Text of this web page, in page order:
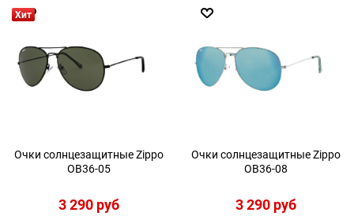
Хит
Очки солнцезащитные Zippo
OB36-05
3 290 руб
Очки солнцезащитные Zippo
OB36-08
3 290 руб